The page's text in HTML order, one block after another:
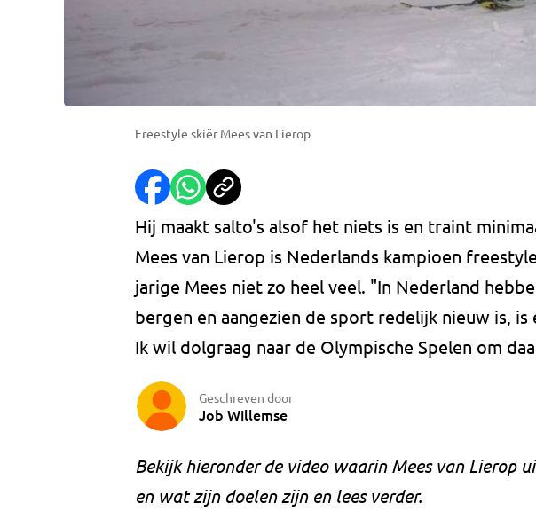
Freestyle skiër Mees van Lierop
Hij maakt salto's alsof het niets is en traint
Mees van Lierop is Nederlands kampioen
jarige Mees niet zo heel veel. "In Nederland
bergen en aangezien de sport redelijk nieuw is,
Ik wil dolgraag naar de Olympische Spelen om
Geschreven door
Job Willemse
Bekijk hieronder de video waarin Mees van Lierop
en wat zijn doelen zijn en lees verder.